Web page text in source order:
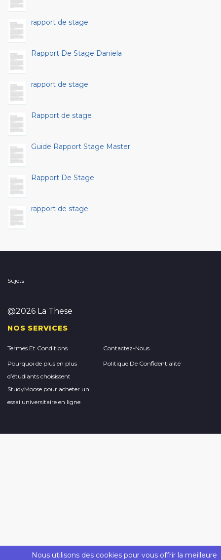
rapport de stage
Rapport De Stage Daniela
rapport de stage
Rapport de stage
Guide Rapport Stage Master
Rapport De Stage
rapport de stage
Nous utilisons des cookies pour vous offrir la meilleure
Sujets
@2026 La These
NOS SERVICES
Termes Et Conditions Contactez-Nous
Pourquoi de plus en plus
d’étudiants choisissent
StudyMoose pour acheter un
essai universitaire en ligne
Politique De Confidentialité